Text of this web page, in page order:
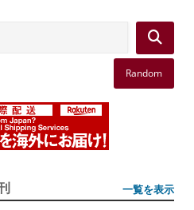
Random
一覧を表示